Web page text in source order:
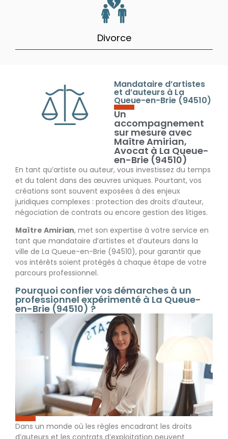
Divorce
Mandataire d’artistes
et d’auteurs à La
Queue-en-Brie (94510)
Un
accompagnement
sur mesure avec
Maître Amirian,
Avocat à La Queue-
en-Brie (94510)
En tant qu’artiste ou auteur, vous investissez du temps
et du talent dans des œuvres uniques. Pourtant, vos
créations sont souvent exposées à des enjeux
juridiques complexes : protection des droits d’auteur,
négociation de contrats ou encore gestion des litiges.
Maître Amirian, met son expertise à votre service en
tant que mandataire d’artistes et d’auteurs dans la
ville de La Queue-en-Brie (94510), pour garantir que
vos intérêts soient protégés à chaque étape de votre
parcours professionnel.
Pourquoi confier vos démarches à un
professionnel expérimenté à La Queue-
en-Brie (94510) ?
Dans un monde où les règles encadrant les droits
d’auteurs et les contrats d’exploitation peuvent